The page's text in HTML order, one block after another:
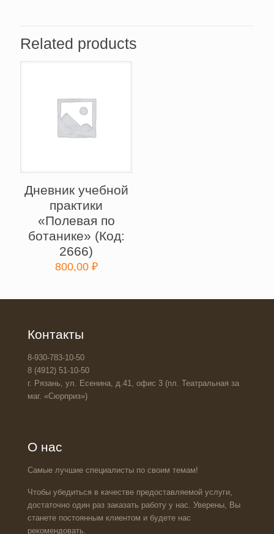
Related products
Дневник учебной
практики
«Полевая по
ботанике» (Код:
2666)
800,00 ₽
Контакты
8-930-783-10-50
8 (4912) 51-10-50
г. Рязань, ул. Есенина, д.41, офис 3 (пл. Театральная за
маг. «Сюрприз»)
О нас
Самые лучшие специалисты по своим темам!
Чтобы убедиться в качестве предоставляемой услуги,
достаточно один раз заказать работу у нас. Уверены, Вы
станете постоянным клиентом и будете нас
рекомендовать.